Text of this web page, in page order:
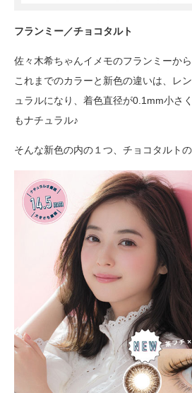
フランミー／チョコタルト
佐々木希ちゃんイメモのフランミーか
これまでのカラーと新色の違いは、レ
ュラルになり、着色直径が0.1mm小さ
もナチュラル♪
そんな新色の内の１つ、チョコタルト